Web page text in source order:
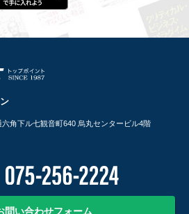
角下ル七観音町640 烏丸センタービル4階
問い合わせフォーム